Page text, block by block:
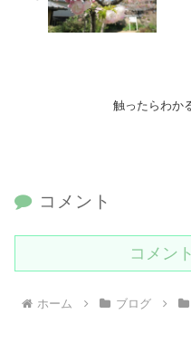
触ったらわか
コメント
コメン
ホーム ブログ